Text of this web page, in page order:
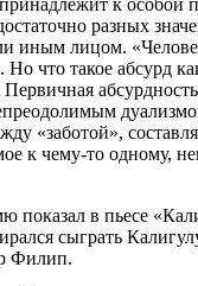
разных
иным лицом.
что такое абсурд
«заботой»,
к чему-то одному,
в пьесе
сыграть
Филип.